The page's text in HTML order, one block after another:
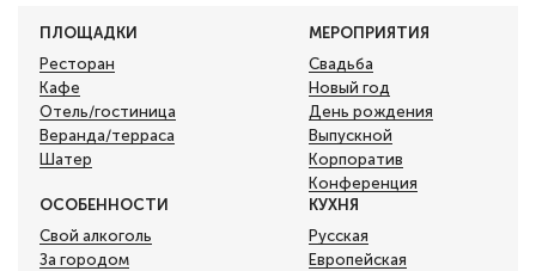
ПЛОЩАДКИ
Ресторан
Кафе
Отель/гостиница
Веранда/терраса
Шатер
МЕРОПРИЯТИЯ
Свадьба
Новый год
День рождения
Выпускной
Корпоратив
Конференция
ОСОБЕННОСТИ
Свой алкоголь
За городом
КУХНЯ
Русская
Европейская